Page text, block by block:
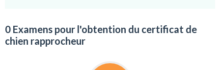
0 Examens pour l'obtention du certificat de
chien rapprocheur